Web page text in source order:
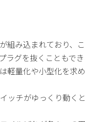
み込まれており、
グを抜くこともでき
軽量化や小型化を求
チがゆっくり動く